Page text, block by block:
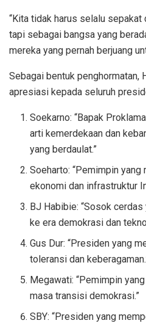
“Kita tidak harus selalu sepakat
tapi sebagai bangsa yang
mereka yang pernah berjuang
Sebagai bentuk penghormatan,
apresiasi kepada seluruh
Soekarno: “Bapak
arti kemerdekaan dan
yang berdaulat.”
Soeharto: “Pemimpin
ekonomi dan infrastruktur
BJ Habibie: “Sosok
ke era demokrasi dan
Gus Dur: “Presiden yang
toleransi dan
Megawati: “Pemimpin
masa transisi demokrasi.”
SBY: “Presiden yang